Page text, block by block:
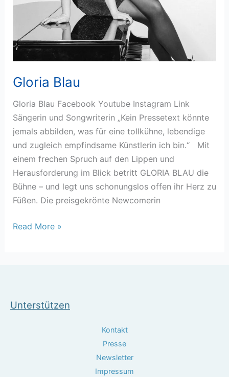
Gloria Blau
Gloria Blau Facebook Youtube Instagram Link
Sängerin und Songwriterin „Kein Pressetext könnte
jemals abbilden, was für eine tollkühne, lebendige
und zugleich empfindsame Künstlerin ich bin.“ Mit
einem frechen Spruch auf den Lippen und
Herausforderung im Blick betritt GLORIA BLAU die
Bühne – und legt uns schonungslos offen ihr Herz zu
Füßen. Die preisgekrönte Newcomerin
Read More »
Unterstützen
Kontakt
Presse
Newsletter
Impressum